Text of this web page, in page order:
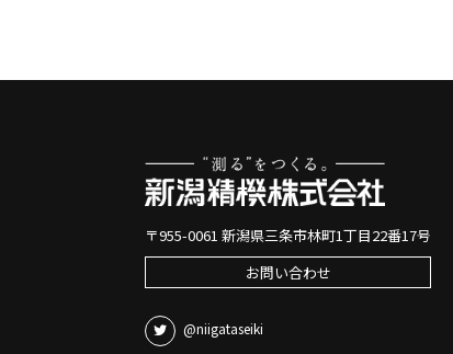
〒955-0061 新潟県三条市林町1丁目22番17号
お問い合わせ
@niigataseiki